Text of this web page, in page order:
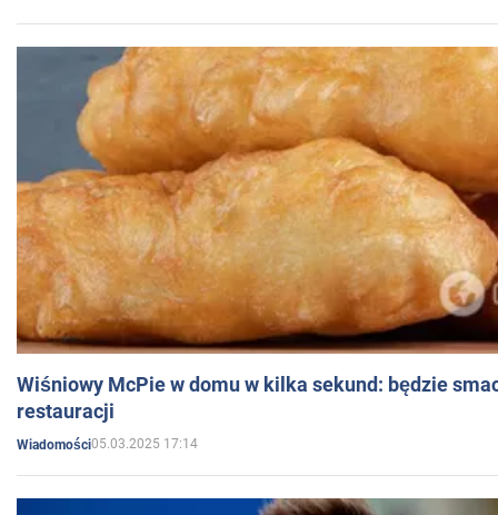
Wiśniowy McPie w domu w kilka sekund: będzie
restauracji
Wiadomości05.03.2025 17:14